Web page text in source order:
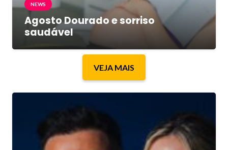
NEWS
Agosto Dourado e sorriso
saudável
VEJA MAIS